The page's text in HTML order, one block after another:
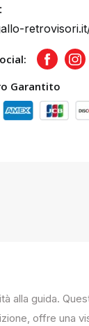
Garantito
alla guida.
offre una